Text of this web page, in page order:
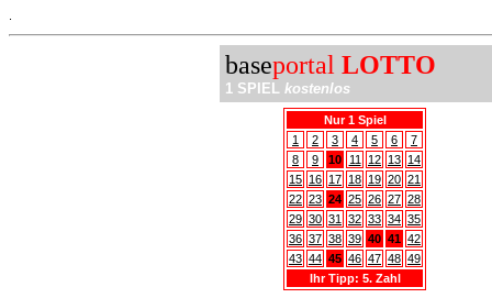
baseportal LOTTO
1 SPIEL kostenlos
Nur 1 Spiel
1
2 3 4 5 6
7
8
9 10 11 12 13 14
15 16 17 18 19 20 21
22 23 24 25 26 27 28
29 30 31 32 33 34 35
36 37 38 39 40 41 42
43 44 45 46 47 48 49
Ihr Tipp: 5. Zahl